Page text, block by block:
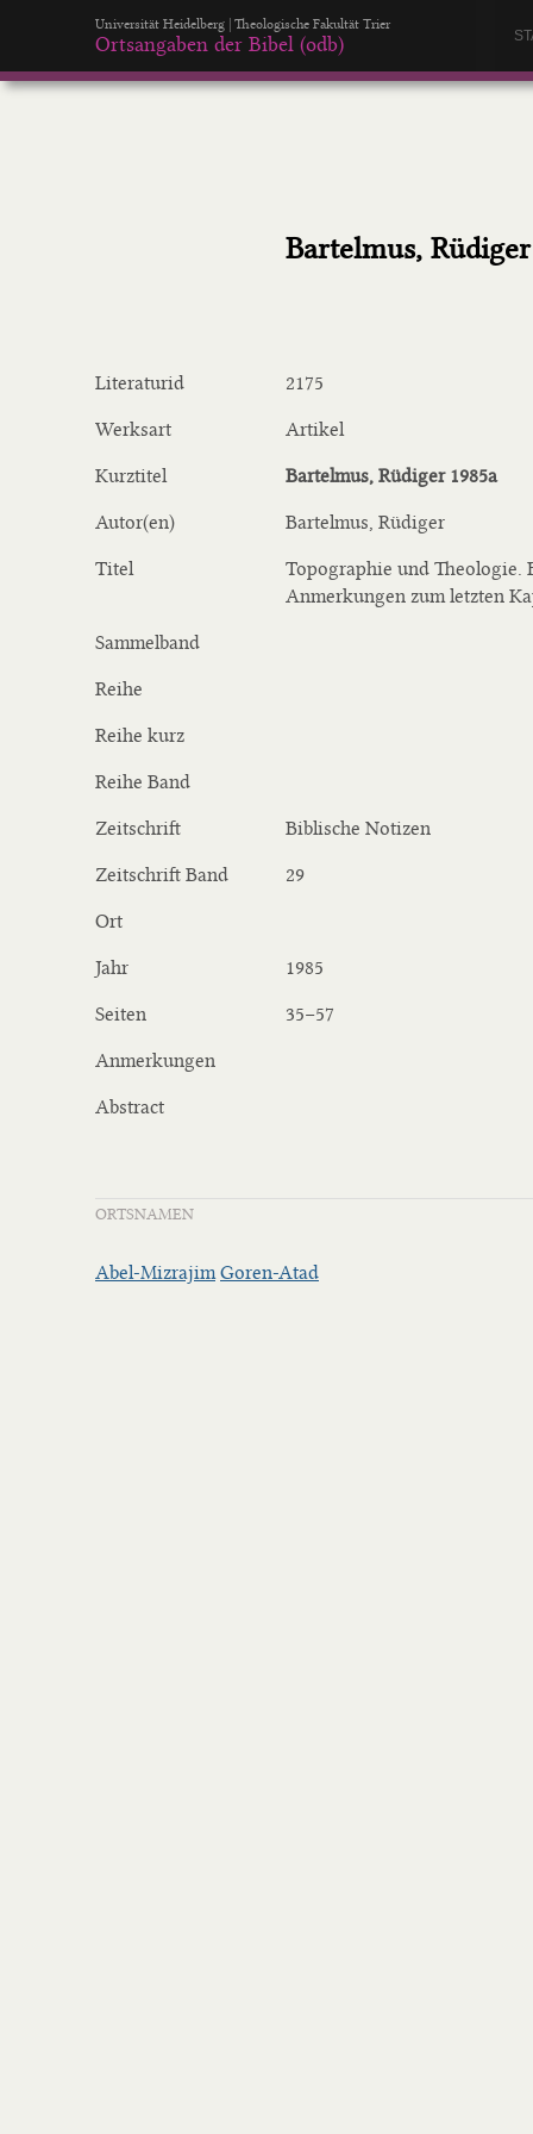
Universität Heidelberg | Theologische Fakultät Trier
Ortsangaben der Bibel (odb)
Bartelmus, Rüdiger
Literaturid 2175
Werksart Artikel
Kurztitel Bartelmus, Rüdiger 1985a
Autor(en) Bartelmus, Rüdiger
Titel
Topographie und Theologie.
Anmerkungen zum letzten
Sammelband
Reihe
Reihe kurz
Reihe Band
Zeitschrift Biblische Notizen
Zeitschrift Band 29
Ort
Jahr 1985
Seiten 35−57
Anmerkungen
Abstract
ORTSNAMEN
Abel-Mizrajim Goren-Atad